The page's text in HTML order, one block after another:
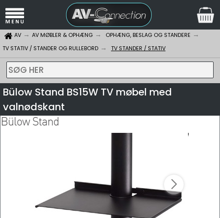
AV AV MØBLER & OPHÆNG
OPHÆNG, BESLAG OG STANDERE
TV STATIV / STANDER OG RULLEBORD
TV STANDER / STATIV
SØG HER
Bülow Stand BS15W TV møbel med
valnødskant